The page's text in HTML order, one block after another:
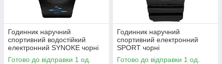
Годинник наручний
спортивний водостійкий
електронний SYNOKE чорні
Готово до відправки 1 од.
Годинник наручний
спортивний електронний
SPORT чорні
Готово до відправки 1 од.